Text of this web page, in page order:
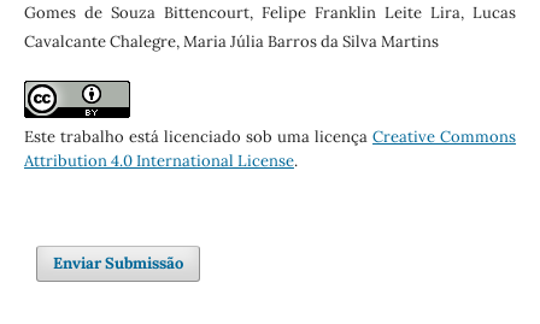
Gomes de Souza Bittencourt, Felipe Franklin Leite Lira, Lucas
Cavalcante Chalegre, Maria Júlia Barros da Silva Martins
Este trabalho está licenciado sob uma licençaCreative Commons
Attribution 4.0 International License.
Enviar Submissão